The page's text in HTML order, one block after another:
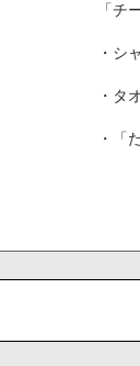
「チ
・シ
・タ
・「